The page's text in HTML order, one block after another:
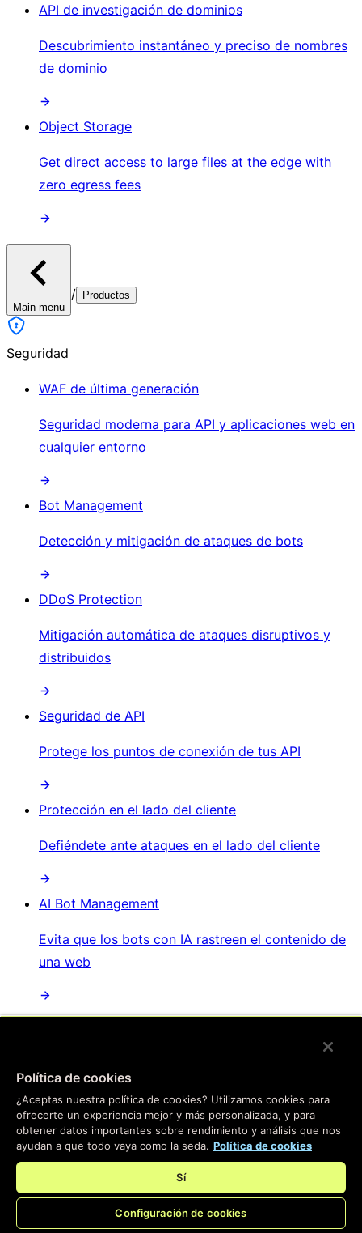
API de investigación de dominios
Descubrimiento instantáneo y preciso de nombres
de dominio
Object Storage
Get direct access to large files at the edge with
zero egress fees
Main menu
/ Productos
Seguridad
WAF de última generación
Seguridad moderna para API y aplicaciones web en
cualquier entorno
Bot Management
Detección y mitigación de ataques de bots
DDoS Protection
Mitigación automática de ataques disruptivos y
distribuidos
Seguridad de API
Protege los puntos de conexión de tus API
Protección en el lado del cliente
Defiéndete ante ataques en el lado del cliente
AI Bot Management
Evita que los bots con IA rastreen el contenido de
una web
Main menu
/ Productos
Compute
Informática en el borde
Pasa tus aplicaciones al borde: nuestra plataforma
instantánea te ayudará a crear experiencias
Política de cookies
¿Aceptas nuestra política de cookies? Utilizamos cookies para
ofrecerte un experiencia mejor y más personalizada, y para
obtener datos importantes sobre rendimiento y análisis que nos
ayudan a que todo vaya como la seda. Política de cookies
Sí
Configuración de cookies